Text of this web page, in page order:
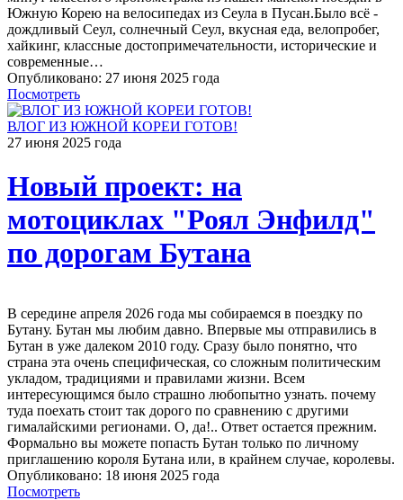
Южную Корею на велосипедах из Сеула в Пусан.Было всё -
дождливый Сеул, солнечный Сеул, вкусная еда, велопробег,
хайкинг, классные достопримечательности, исторические и
современные…
Опубликовано: 27 июня 2025 года
Посмотреть
ВЛОГ ИЗ ЮЖНОЙ КОРЕИ ГОТОВ!
27 июня 2025 года
Новый проект: на
мотоциклах "Роял Энфилд"
по дорогам Бутана
В середине апреля 2026 года мы собираемся в поездку по
Бутану. Бутан мы любим давно. Впервые мы отправились в
Бутан в уже далеком 2010 году. Сразу было понятно, что
страна эта очень специфическая, со сложным политическим
укладом, традициями и правилами жизни. Всем
интересующимся было страшно любопытно узнать. почему
туда поехать стоит так дорого по сравнению с другими
гималайскими регионами. О, да!.. Ответ остается прежним.
Формально вы можете попасть Бутан только по личному
приглашению короля Бутана или, в крайнем случае, королевы.
Опубликовано: 18 июня 2025 года
Посмотреть